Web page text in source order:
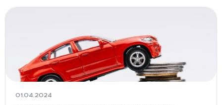
01.04.2024